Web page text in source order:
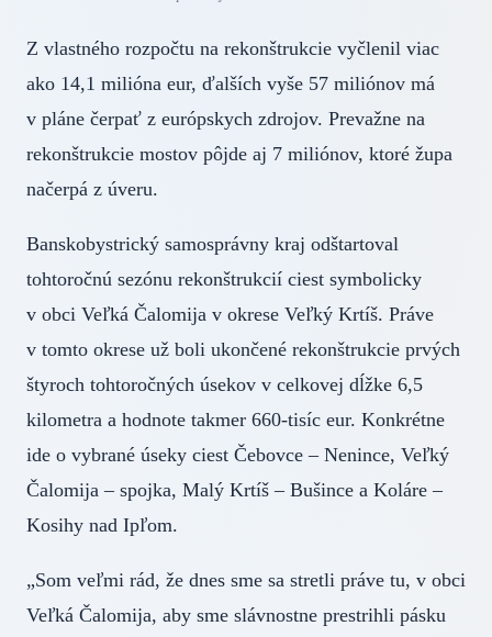
Z vlastného rozpočtu na rekonštrukcie vyčlenil viac
ako 14,1 milióna eur, ďalších vyše 57 miliónov má
v pláne čerpať z európskych zdrojov. Prevažne na
rekonštrukcie mostov pôjde aj 7 miliónov, ktoré župa
načerpá z úveru.
Banskobystrický samosprávny kraj odštartoval
tohtoročnú sezónu rekonštrukcií ciest symbolicky
v obci Veľká Čalomija v okrese Veľký Krtíš. Práve
v tomto okrese už boli ukončené rekonštrukcie prvých
štyroch tohtoročných úsekov v celkovej dĺžke 6,5
kilometra a hodnote takmer 660-tisíc eur. Konkrétne
ide o vybrané úseky ciest Čebovce – Nenince, Veľký
Čalomija – spojka, Malý Krtíš – Bušince a Koláre –
Kosihy nad Ipľom.
„Som veľmi rád, že dnes sme sa stretli práve tu, v obci
Veľká Čalomija, aby sme slávnostne prestrihli pásku